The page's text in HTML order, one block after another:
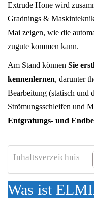
Extrude Hone wird
Gradnings &
Mai zeigen, wie die
zugute kommen kann.
Am Stand können Sie
kennenlernen, darunter
Bearbeitung (statisch und
Strömungsschleifen und
Entgratungs- und
Inhaltsverzeichnis
Was ist